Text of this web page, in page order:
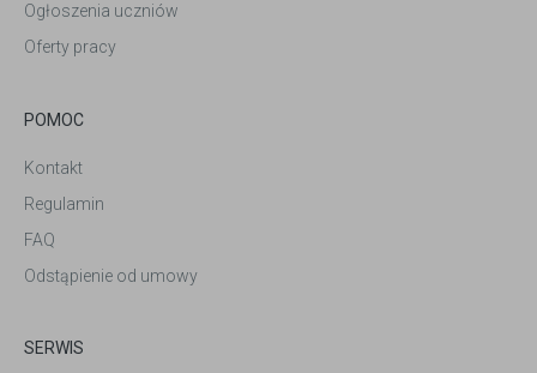
Ogłoszenia uczniów
Oferty pracy
POMOC
Kontakt
Regulamin
FAQ
Odstąpienie od umowy
SERWIS